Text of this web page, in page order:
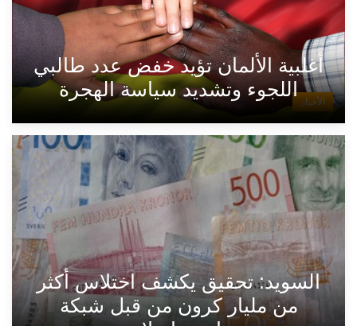
الأخبار
أغلبية الألمان تؤيد خفض عدد طالبي
اللجوء وتشديد سياسة الهجرة
السويد: تحقيق يكشف اختلاس أكثر
من مليار كرون من قبل شبكة